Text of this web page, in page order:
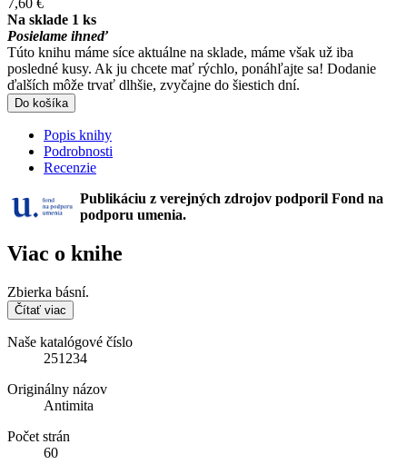
Na sklade 1 ks
Posielame ihneď
Túto knihu máme síce aktuálne na sklade, máme však už iba
posledné kusy. Ak ju chcete mať rýchlo, ponáhľajte sa! Dodanie
ďalších môže trvať dlhšie, zvyčajne do šiestich dní.
Do košíka
Popis knihy
Podrobnosti
Recenzie
Publikáciu z verejných zdrojov podporil Fond na
podporu umenia.
Viac o knihe
Zbierka básní.
Čítať viac
Naše katalógové číslo
251234
Originálny názov
Antimita
Počet strán
60